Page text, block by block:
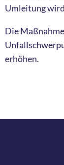
Umleitung
Die
erhöhen.